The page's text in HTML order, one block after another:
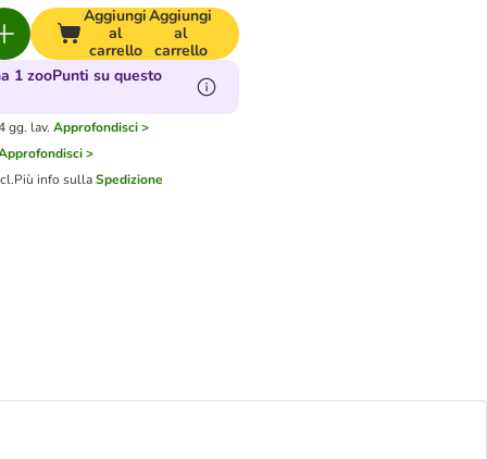
Aggiungi
al
carrello
Aggiungi
al
carrello
1 zooPunti su questo
gg. lav. Approfondisci >
>
Più info sullaSpedizione